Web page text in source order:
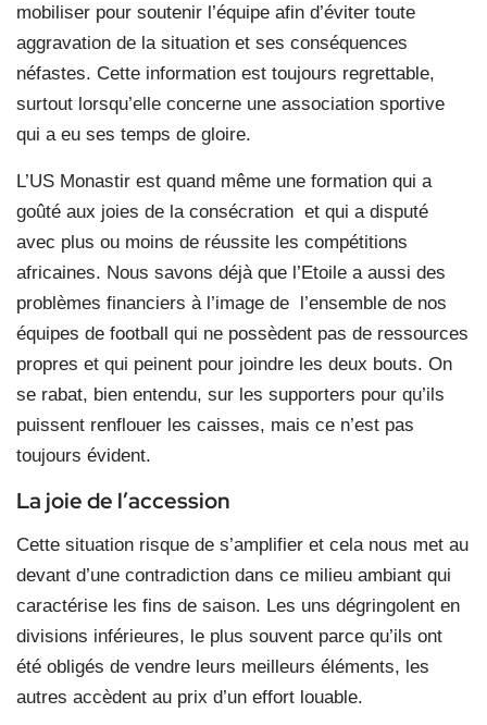
mobiliser pour soutenir l’équipe afin d’éviter toute
aggravation de la situation et ses conséquences
néfastes. Cette information est toujours regrettable,
surtout lorsqu’elle concerne une association sportive
qui a eu ses temps de gloire.
L’US Monastir est quand même une formation qui a
goûté aux joies de la consécration et qui a disputé
avec plus ou moins de réussite les compétitions
africaines. Nous savons déjà que l’Etoile a aussi des
problèmes financiers à l’image de l’ensemble de nos
équipes de football qui ne possèdent pas de ressources
propres et qui peinent pour joindre les deux bouts. On
se rabat, bien entendu, sur les supporters pour qu’ils
puissent renflouer les caisses, mais ce n’est pas
toujours évident.
La joie de l’accession
Cette situation risque de s’amplifier et cela nous met au
devant d’une contradiction dans ce milieu ambiant qui
caractérise les fins de saison. Les uns dégringolent en
divisions inférieures, le plus souvent parce qu’ils ont
été obligés de vendre leurs meilleurs éléments, les
autres accèdent au prix d’un effort louable.